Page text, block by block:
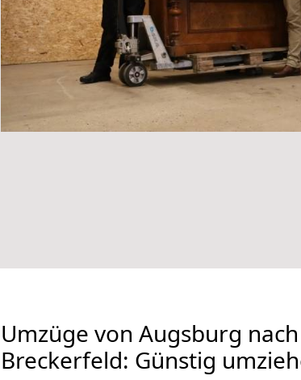
Umzüge von Augsburg nach
Breckerfeld: Günstig